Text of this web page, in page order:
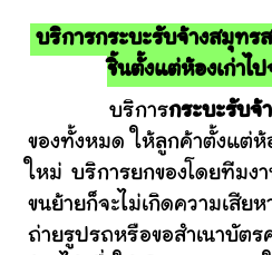
บริการกระบะรับจ้างสมุทร
ชิ้นตั้งแต่ห้องเก่าไ
บริการกระบะรับจ้
ของทั้งหมด ให้ลูกค้าตั้งแต่ห้
ใหม่ บริการยกของโดยทีมง
ขนย้ายก็จะไม่เกิดความเสีย
ถ่ายรูปรถหรือขอสำเนาบัต